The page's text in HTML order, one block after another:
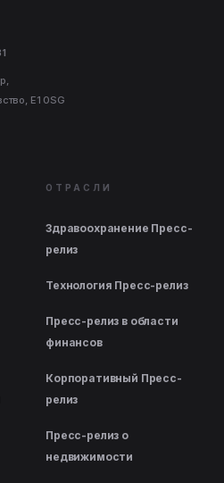
E1 0SG
ОТРАСЛИ
Здравоохранение Пресс-
релиз
Технология Пресс-релиз
Пресс-релиз в области
финансов
Корпоративный Пресс-
релиз
Пресс-релиз о
недвижимости